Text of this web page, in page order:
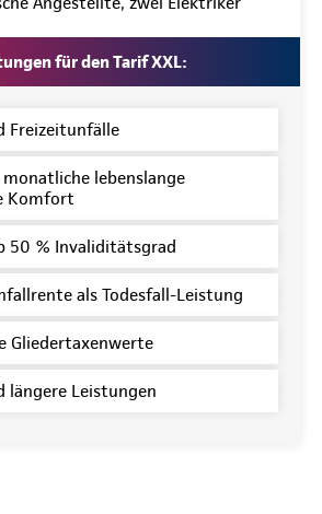
für den Tarif XXL:
Freizeitunfälle
lebenslange
Komfort
50 % Invaliditätsgrad
als Todesfall-Leistung
Gliedertaxenwerte
längere Leistungen